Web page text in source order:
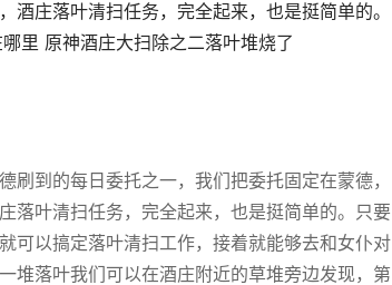
庄落叶清扫任务，完全起来，也是挺简单的。
里 原神酒庄大扫除之二落叶堆烧了
刷到的每日委托之一，我们把委托固定在蒙德，
落叶清扫任务，完全起来，也是挺简单的。只要
可以搞定落叶清扫工作，接着就能够去和女仆对
堆落叶我们可以在酒庄附近的草堆旁边发现，第